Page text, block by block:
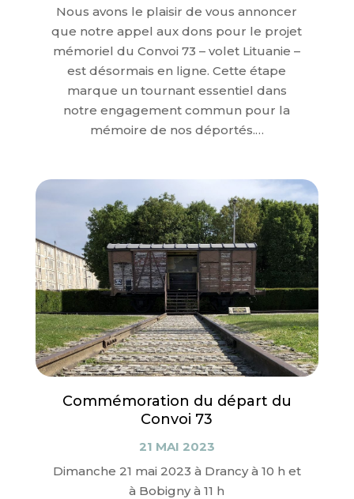
Nous avons le plaisir de vous annoncer
que notre appel aux dons pour le projet
mémoriel du Convoi 73 – volet Lituanie –
est désormais en ligne. Cette étape
marque un tournant essentiel dans
notre engagement commun pour la
mémoire de nos déportés.…
Commémoration du départ du
Convoi 73
21 MAI 2023
Dimanche 21 mai 2023 à Drancy à 10 h et
à Bobigny à 11 h